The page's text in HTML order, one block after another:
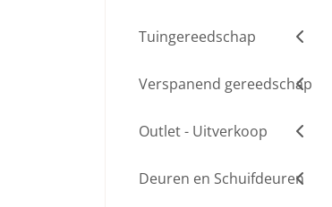
Tuingereedschap
Verspanend gereedschap
Outlet - Uitverkoop
Deuren en Schuifdeuren